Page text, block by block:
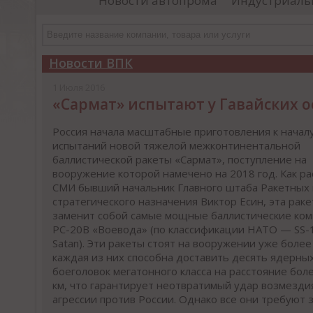
иностранными удостоверяющими центрами.
Новости ВПК
«Сармат» испытают у Гавайских
Россия начала масштабные приготовления к
испытаний новой тяжелой межконтинентальной
баллистической ракеты «Сармат», поступление на
вооружение которой намечено на 2018 год. Как
СМИ бывший начальник Главного штаба Ракетных
стратегического назначения Виктор Есин, эта
заменит собой самые мощные баллистические
РС-20В «Воевода» (по классификации НАТО — SS-
Satan). Эти ракеты стоят на вооружении уже
каждая из них способна доставить десять
боеголовок мегатонного класса на расстояние
км, что гарантирует неотвратимый удар
агрессии против России. Однако все они требуют